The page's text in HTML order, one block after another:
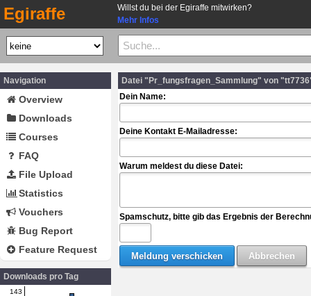
Egiraffe
Willst du bei der Egiraffe mitwirken?
Mehr Infos
Navigation
Overview
Downloads
Courses
FAQ
File Upload
Statistics
Vouchers
Bug Report
Feature Request
Downloads pro Tag
143
Datei "Pr_fungsfragen_Sammlung" von
Dein Name:
Deine Kontakt E-Mailadresse:
Warum meldest du diese Datei:
Spamschutz, bitte gib das Ergebnis der